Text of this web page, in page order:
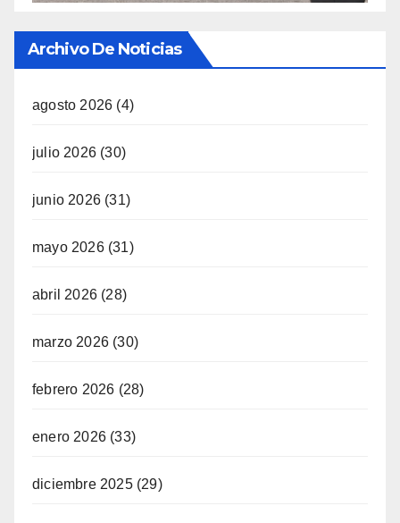
Archivo De Noticias
agosto 2026 (4)
julio 2026 (30)
junio 2026 (31)
mayo 2026(31)
abril 2026 (28)
marzo 2026 (30)
febrero 2026 (28)
enero 2026 (33)
diciembre 2025(29)